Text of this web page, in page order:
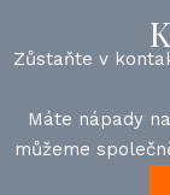
Zůstaňte v
Máte nápady
můžeme